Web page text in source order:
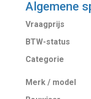
Algemene
Vraagprijs
BTW-status
Categorie
Merk / model